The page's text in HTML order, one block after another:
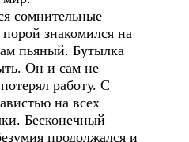
сомнительные
знакомился на
пьяный. Бутылка
Он и сам не
работу. С
на всех
Бесконечный
продолжался и